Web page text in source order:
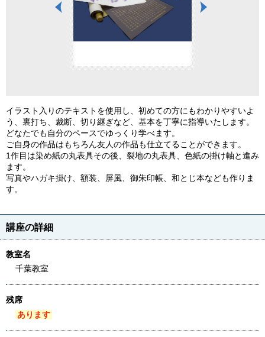
イラスト入りのテキストを使用し、初めての方にもわかりやすいよ
う、裏打ち、裁断、切り継ぎなど、基本を丁寧に指導いたします。
どなたでも自分のペースでゆっくり学べます。
ご自身の作品はもちろん友人の作品も仕立てることができます。
1作目は染め紙の丸表具その後、裂地の丸表具、色紙の掛け軸と進み
ます。
写真やハガキ掛け、額装、屏風、御朱印帳、和とじ本なども作りま
す。
講座の詳細
教室名
千葉教室
残席
あります